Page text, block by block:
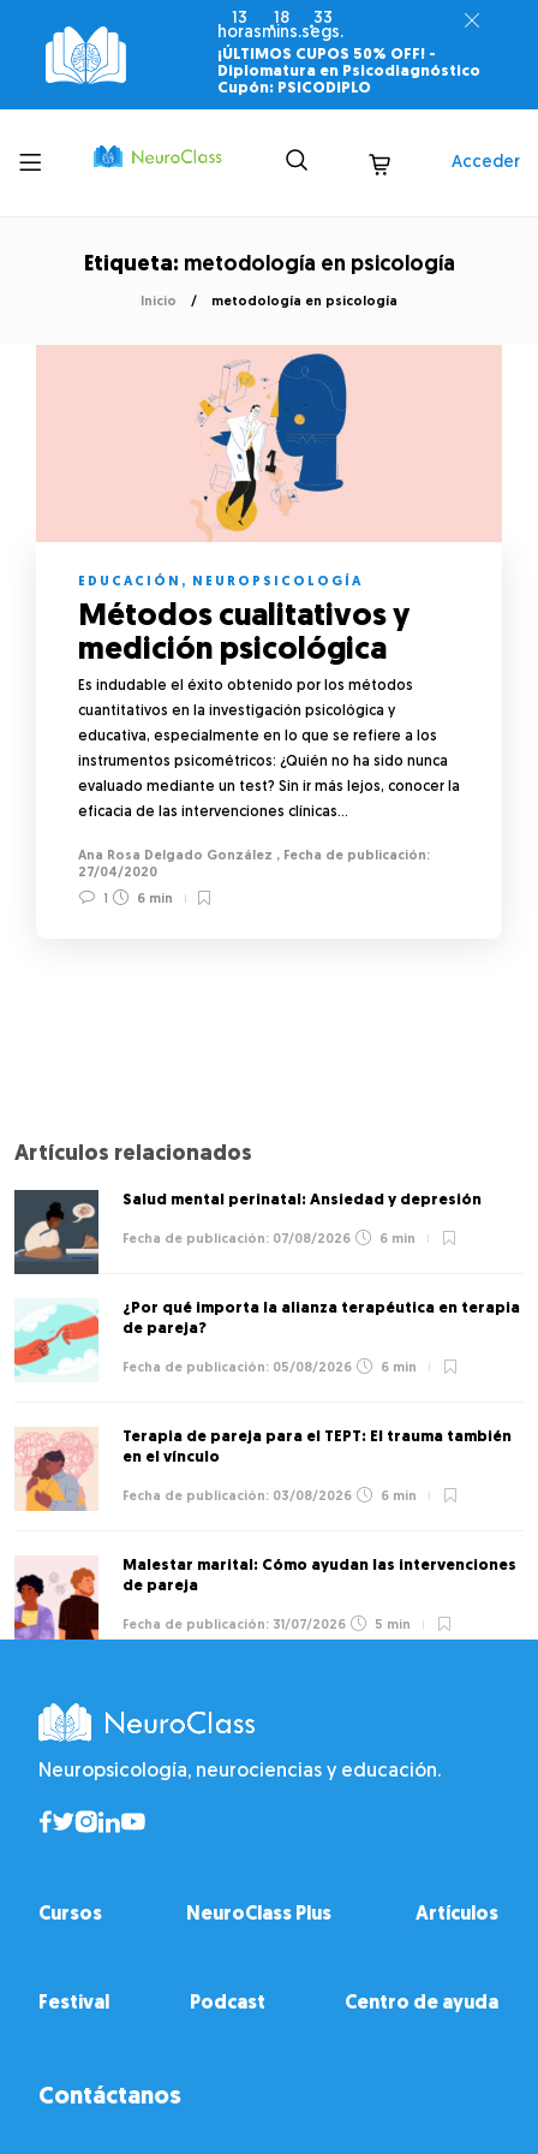
13
horas
18
mins.
33
segs.
¡ÚLTIMOS CUPOS 50% OFF! -
Diplomatura en Psicodiagnóstico
Cupón: PSICODIPLO
Toggle
menu
Acceder
Etiqueta: metodología en psicología
Inicio metodología en psicología
EDUCACIÓN , NEUROPSICOLOGÍA
Métodos cualitativos y
medición psicológica
Es indudable el éxito obtenido por los métodos
cuantitativos en la investigación psicológica y
educativa, especialmente en lo que se refiere a los
instrumentos psicométricos: ¿Quién no ha sido nunca
evaluado mediante un test? Sin ir más lejos, conocer la
eficacia de las intervenciones clínicas…
Ana Rosa Delgado González ,
27/04/2020
1
6 min
Artículos relacionados
Salud mental perinatal: Ansiedad y depresión
07/08/2026 6 min
¿Por qué importa la alianza terapéutica en terapia
de pareja?
05/08/2026 6 min
Terapia de pareja para el TEPT: El trauma también
en el vínculo
03/08/2026 6 min
Malestar marital: Cómo ayudan las intervenciones
de pareja
31/07/2026 5 min
Neuropsicología, neurociencias y educación.
Cursos NeuroClass Plus Artículos
Festival Podcast Centro de ayuda
Contáctanos